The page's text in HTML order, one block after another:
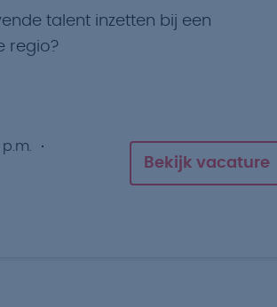
talent inzetten bij een
regio?
Bekijk vacature